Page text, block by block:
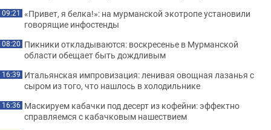
09:21 «Привет, я белка!»: на мурманской экотропе установили
говорящие инфостенды
08:20 Пикники откладываются: воскресенье в Мурманской
области обещает быть дождливым
16:39 Итальянская импровизация: ленивая овощная лазанья с
сыром из того, что нашлось в холодильнике
16:36 Маскируем кабачки под десерт из кофейни: эффектно
справляемся с кабачковым нашествием